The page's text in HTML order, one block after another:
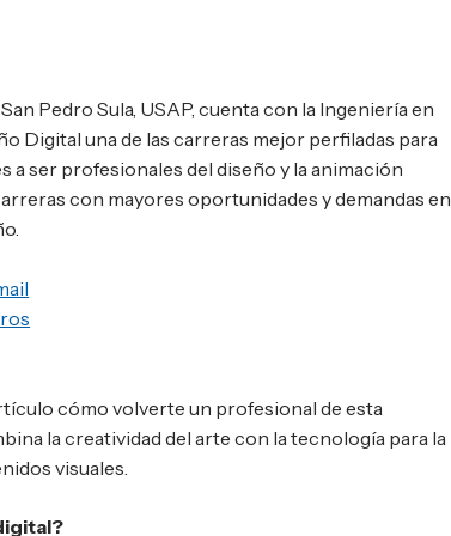
Pedro Sula, USAP, cuenta con la Ingeniería en
Digital una de las carreras mejor perfiladas para
a ser profesionales del diseño y la animación
con mayores oportunidades y demandas en
cómo volverte un profesional de esta
la creatividad del arte con la tecnología para la
visuales.